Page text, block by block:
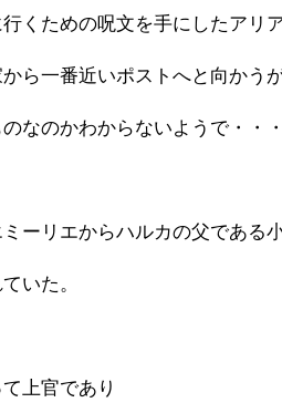
くための呪文を手にしたアリ
ら一番近いポストへと向かう
なのかわからないようで・・
ーリエからハルカの父である
いた。
上官であり